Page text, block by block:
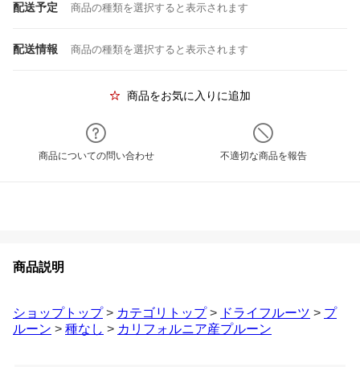
配送予定 商品の種類を選択すると表示されます
配送情報 商品の種類を選択すると表示されます
商品をお気に入りに追加
商品についての問い合わせ 不適切な商品を報告
商品説明
ショップトップ> カテゴリトップ> ドライフルーツ > プ
ルーン > 種なし > カリフォルニア産プルーン